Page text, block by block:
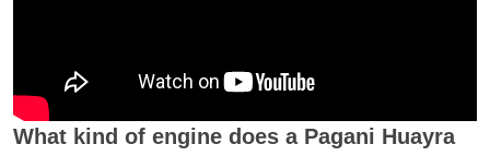
What kind of engine does a Pagani Huayra